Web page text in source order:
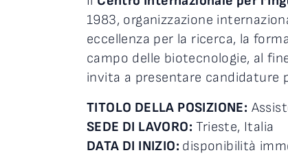
1983, organizzazione
eccellenza per la ricerca, la
campo delle biotecnologie, al
invita a presentare candidature
TITOLO DELLA POSIZIONE:
SEDE DI LAVORO: Trieste, Italia
DATA DI INIZIO: disponibilità